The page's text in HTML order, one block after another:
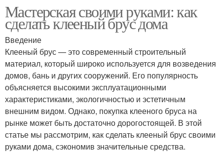
Мастерская своими руками: как
сделать клееный брус дома
Введение
Клееный брус — это современный строительный
материал, который широко используется для возведения
домов, бань и других сооружений. Его популярность
объясняется высокими эксплуатационными
характеристиками, экологичностью и эстетичным
внешним видом. Однако, покупка клееного бруса на
рынке может быть достаточно дорогостоящей. В этой
статье мы рассмотрим, как сделать клееный брус своими
руками дома, сэкономив значительные средства.